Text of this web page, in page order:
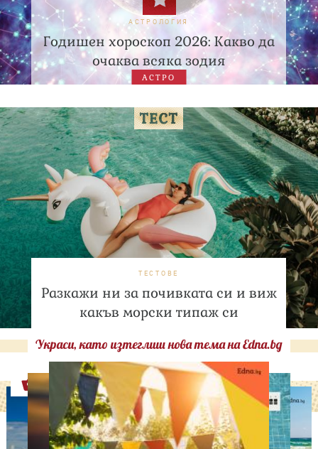
АСТРОЛОГИЯ
Годишен хороскоп 2026: Какво да
очаква всяка зодия
АСТРО
ТЕСТОВЕ
Разкажи ни за почивката си и виж
какъв морски типаж си
Украси, като изтеглиш нова тема на Edna.bg
Оферти
ИЗВЕСТНИ